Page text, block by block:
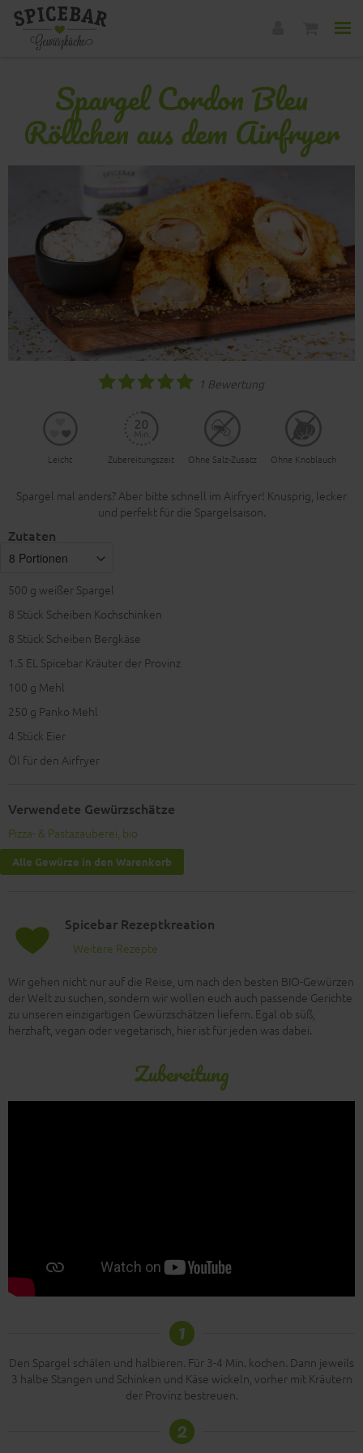
Spargel Cordon Bleu
Röllchen aus dem Airfryer
1 Bewertung
Leicht Zubereitungszeit Ohne Salz-Zusatz Ohne Knoblauch
Spargel mal anders? Aber bitte schnell im Airfryer! Knusprig, lecker
und perfekt für die Spargelsaison.
Zutaten
500 g weißer Spargel
8 Stück Scheiben Kochschinken
8 Stück Scheiben Bergkäse
1.5 EL Spicebar Kräuter der Provinz
100 g Mehl
250 g Panko Mehl
4 Stück Eier
Öl für den Airfryer
Verwendete Gewürzschätze
Pizza- & Pastazauberei, bio
Alle Gewürze in den Warenkorb
Spicebar Rezeptkreation
Weitere Rezepte
Wir gehen nicht nur auf die Reise, um nach den besten BIO-Gewürzen
der Welt zu suchen, sondern wir wollen euch auch passende Gerichte
zu unseren einzigartigen Gewürzschätzen liefern. Egal ob süß,
herzhaft, vegan oder vegetarisch, hier ist für jeden was dabei.
Zubereitung
1
Den Spargel schälen und halbieren. Für 3-4 Min. kochen. Dann jeweils
3 halbe Stangen und Schinken und Käse wickeln, vorher mit Kräutern
der Provinz bestreuen.
2